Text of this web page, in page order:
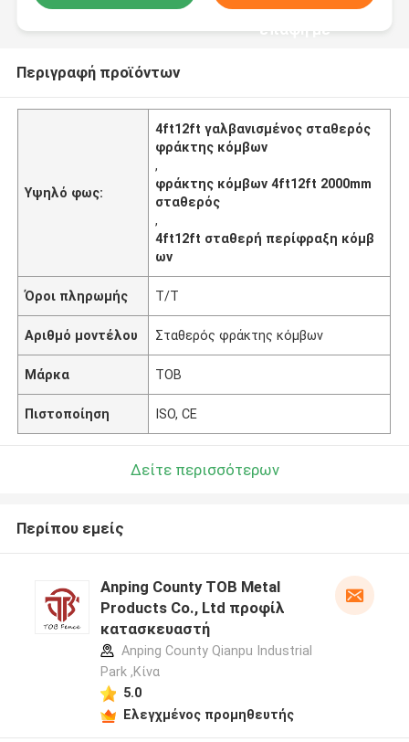
επαφή με
Περιγραφή προϊόντων
Υψηλό φως:
4ft12ft γαλβανισμένος σταθερός
φράκτης κόμβων
,
φράκτης κόμβων 4ft12ft 2000mm
σταθερός
,
4ft12ft σταθερή περίφραξη κόμβ
ων
Όροι πληρωμής T/T
Αριθμό μοντέλου Σταθερός φράκτης κόμβων
Μάρκα TOB
Πιστοποίηση ISO, CE
Δείτε περισσότερων
Περίπου εμείς
Anping County TOB Metal
Products Co., Ltd προφίλ
κατασκευαστή
Anping County Qianpu Industrial
Park ,Κίνα
5.0
Ελεγχμένος προμηθευτής